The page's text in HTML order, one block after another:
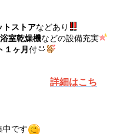
トストアなどあり
浴室乾燥機などの設備充実
１ヶ月 付
詳細はこち
中です